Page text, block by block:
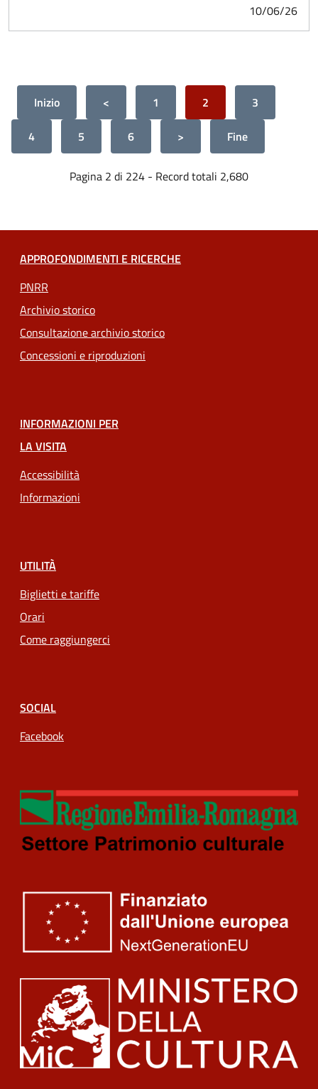
10/06/26
Inizio < 1 2
3
4
5 6 > Fine
Pagina 2 di 224 - Record totali 2,680
APPROFONDIMENTI E RICERCHE
PNRR
Archivio storico
Consultazione archivio storico
Concessioni e riproduzioni
INFORMAZIONI PER
LA VISITA
Accessibilità
Informazioni
UTILITÀ
Biglietti e tariffe
Orari
Come raggiungerci
SOCIAL
Facebook